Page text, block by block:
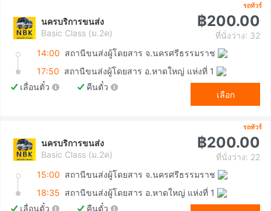
รถทัวร์
นครบริการขนส่ง
Basic Class (ม.2ค)
฿200.00
ที่นั่งว่าง: 32
14:00 สถานีขนส่งผู้โดยสาร จ.นครศรีธรรมราช
17:50 สถานีขนส่งผู้โดยสาร อ.หาดใหญ่ แห่งที่ 1
เลื่อนตั๋ว
คืนตั๋ว
เลือก
รถทัวร์
นครบริการขนส่ง
Basic Class (ม.2ค)
฿200.00
ที่นั่งว่าง: 22
15:00 สถานีขนส่งผู้โดยสาร จ.นครศรีธรรมราช
18:35 สถานีขนส่งผู้โดยสาร อ.หาดใหญ่ แห่งที่ 1
เลื่อนตั๋ว
คืนตั๋ว